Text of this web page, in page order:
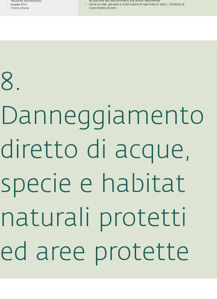
8.
Danneggiamento
diretto di acque,
specie e habitat
naturali protetti
ed aree protette